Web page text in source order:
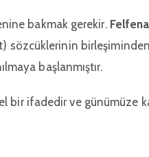
bakmak gerekir.
başlanmıştır.
bir ifadedir ve günümüze